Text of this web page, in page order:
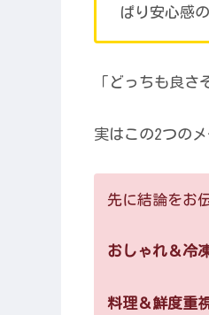
ぱり安心感
「どっちも良
実はこの2つの
先に結論をお
おしゃれ＆冷
料理＆鮮度重